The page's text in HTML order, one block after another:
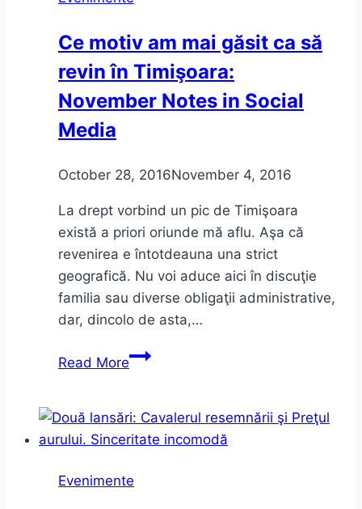
Ce motiv am mai găsit ca să
revin în Timişoara:
November Notes in Social
Media
October 28, 2016November 4, 2016
La drept vorbind un pic de Timişoara
există a priori oriunde mă aflu. Aşa că
revenirea e întotdeauna una strict
geografică. Nu voi aduce aici în discuţie
familia sau diverse obligaţii administrative,
dar, dincolo de asta,…
Read MoreCe
mai
găsit
să
Evenimente